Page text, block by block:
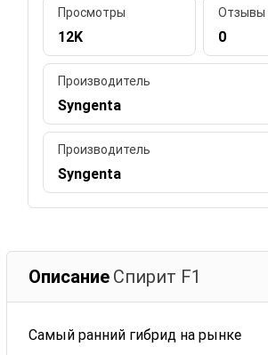
Просмотры
12K
Отзывы
0
Производитель
Syngenta
Производитель
Syngenta
Описание Спирит F1
Самый ранний гибрид на рынке